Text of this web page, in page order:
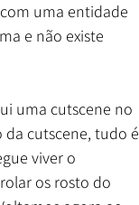
uma entidade
e não existe
uma cutscene no
cutscene, tudo é
viver o
os rosto do